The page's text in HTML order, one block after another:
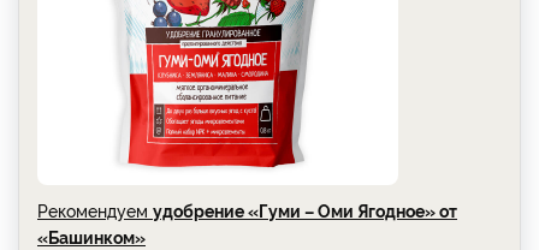
Рекомендуем удобрение «Гуми – Оми Ягодное» от
«Башинком»